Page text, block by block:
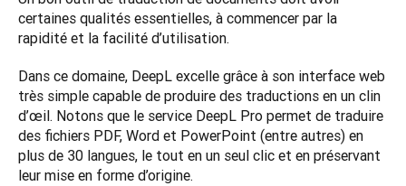
certaines qualités essentielles, à commencer par la
rapidité et la facilité d’utilisation.
Dans ce domaine, DeepL excelle grâce à son interface web
très simple capable de produire des traductions en un clin
d’œil. Notons que le service DeepL Pro permet de traduire
des fichiers PDF, Word et PowerPoint (entre autres) en
plus de 30 langues, le tout en un seul clic et en préservant
leur mise en forme d’origine.